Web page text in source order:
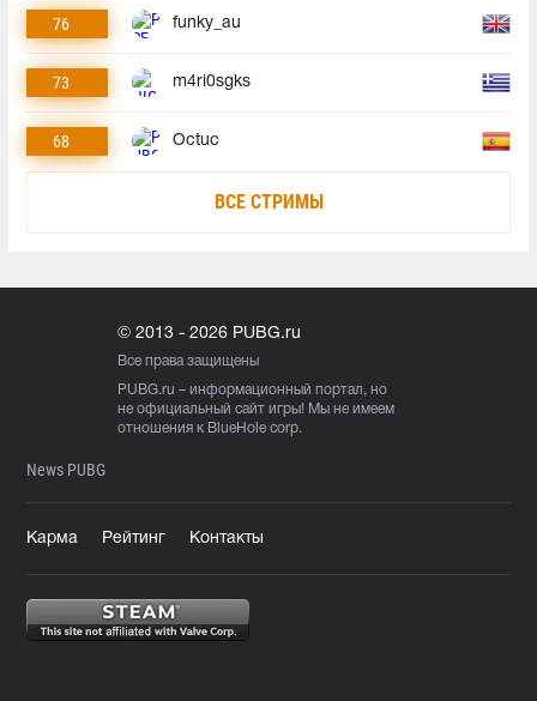
76 funky_au
73 m4ri0sgks
68 Octuc
ВСЕ СТРИМЫ
© 2013 - 2026 PUBG.ru
Все права защищены
PUBG.ru – информационный портал, но
не официальный сайт игры! Мы не имеем
отношения к BlueHole corp.
News PUBG
Карма Рейтинг Контакты